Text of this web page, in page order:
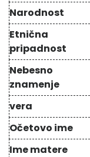
Narodnost
Etnična
pripadnost
Nebesno
znamenje
vera
Očetovo ime
Ime matere